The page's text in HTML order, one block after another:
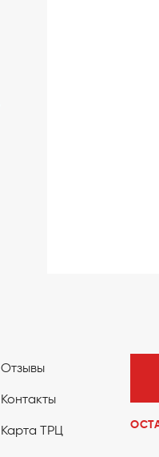
Отзывы
Контакты
Карта ТРЦ